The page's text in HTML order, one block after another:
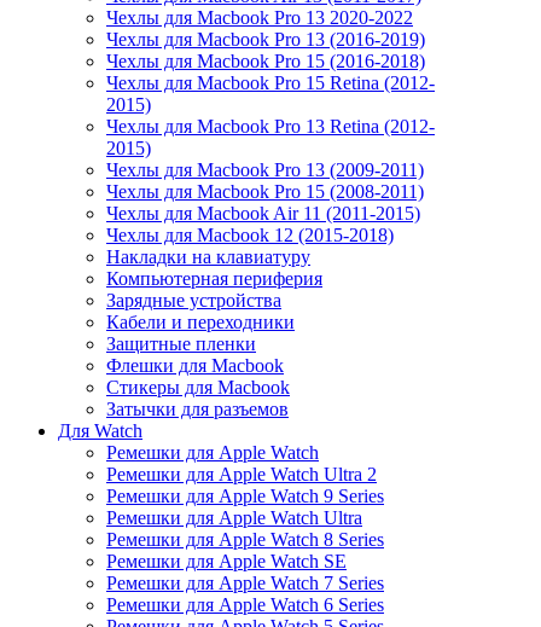
Чехлы для Macbook Pro 13 2020-2022
Чехлы для Macbook Pro 13 (2016-2019)
Чехлы для Macbook Pro 15 (2016-2018)
Чехлы для Macbook Pro 15 Retina (2012-
2015)
Чехлы для Macbook Pro 13 Retina (2012-
2015)
Чехлы для Macbook Pro 13 (2009-2011)
Чехлы для Macbook Pro 15 (2008-2011)
Чехлы для Macbook Air 11 (2011-2015)
Чехлы для Macbook 12 (2015-2018)
Накладки на клавиатуру
Компьютерная периферия
Зарядные устройства
Кабели и переходники
Защитные пленки
Флешки для Macbook
Стикеры для Macbook
Затычки для разъемов
Для Watch
Ремешки для Apple Watch
Ремешки для Apple Watch Ultra 2
Ремешки для Apple Watch 9 Series
Ремешки для Apple Watch Ultra
Ремешки для Apple Watch 8 Series
Ремешки для Apple Watch SE
Ремешки для Apple Watch 7 Series
Ремешки для Apple Watch 6 Series